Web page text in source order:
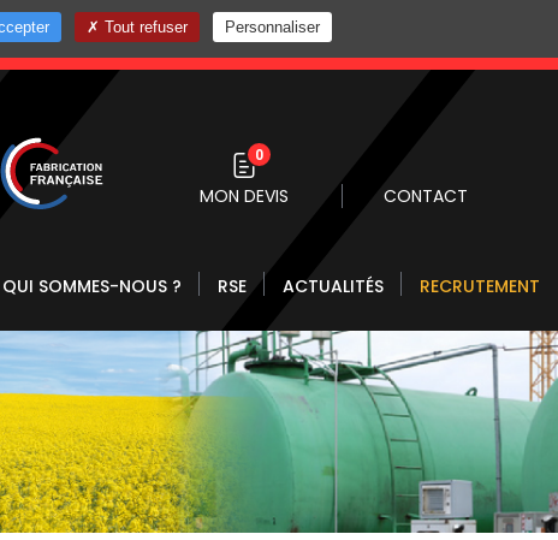
10
0
MON DEVIS CONTACT
QUI SOMMES-NOUS ? RSE ACTUALITÉS RECRUTEMENT
Tout refuser Personnaliser